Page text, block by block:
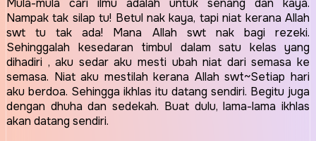
Mula-mula cari ilmu adalah untuk senang dan kaya.
Nampak tak silap tu! Betul nak kaya, tapi niat kerana Allah
swt tu tak ada! Mana Allah swt nak bagi rezeki.
Sehinggalah kesedaran timbul dalam satu kelas yang
dihadiri , aku sedar aku mesti ubah niat dari semasa ke
semasa. Niat aku mestilah kerana Allah swt~Setiap hari
aku berdoa. Sehingga ikhlas itu datang sendiri. Begitu juga
dengan dhuha dan sedekah. Buat dulu, lama-lama ikhlas
akan datang sendiri.